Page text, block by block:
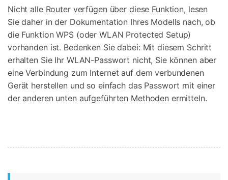
Nicht alle Router verfügen über diese Funktion, lesen
Sie daher in der Dokumentation Ihres Modells nach, ob
die Funktion WPS (oder WLAN Protected Setup)
vorhanden ist. Bedenken Sie dabei: Mit diesem Schritt
erhalten Sie Ihr WLAN-Passwort nicht, Sie können aber
eine Verbindung zum Internet auf dem verbundenen
Gerät herstellen und so einfach das Passwort mit einer
der anderen unten aufgeführten Methoden ermitteln.